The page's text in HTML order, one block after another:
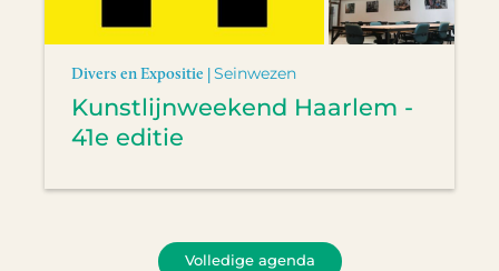
Divers en Expositie |Seinwezen
Kunstlijnweekend Haarlem -
41e editie
Volledige agenda